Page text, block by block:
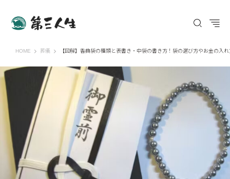
HOME 第三人生 〜寄り道の歩き方〜
葬儀 【図解】香典袋の種類と表書き・中袋の書き方！袋の選び方やお金の入